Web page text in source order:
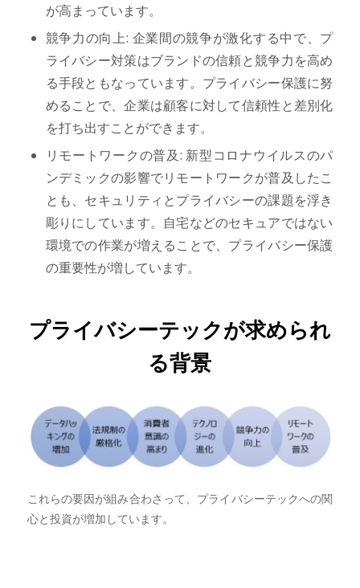
が高まっています。
競争力の向上: 企業間の競争が激化する中で、プ
ライバシー対策はブランドの信頼と競争力を高め
る手段ともなっています。プライバシー保護に努
めることで、企業は顧客に対して信頼性と差別化
を打ち出すことができます。
リモートワークの普及: 新型コロナウイルスのパ
ンデミックの影響でリモートワークが普及したこ
とも、セキュリティとプライバシーの課題を浮き
彫りにしています。自宅などのセキュアではない
環境での作業が増えることで、プライバシー保護
の重要性が増しています。
プライバシーテックが求められ
る背景
これらの要因が組み合わさって、プライバシーテックへの関
心と投資が増加しています。